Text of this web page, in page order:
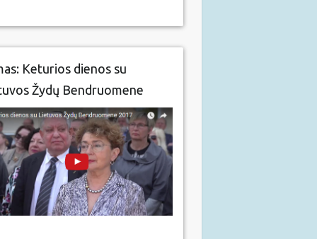
Keturios dienos su
Žydų Bendruomene